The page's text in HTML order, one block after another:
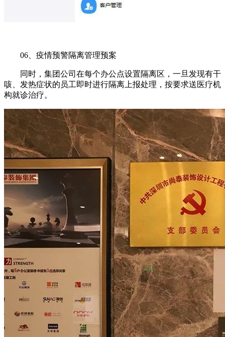
06、疫情预警隔离管理预案
同时，集团公司在每个办公点设置隔离区，一旦发现有干
咳、发热症状的员工即时进行隔离上报处理，按要求送医疗机
构就诊治疗。